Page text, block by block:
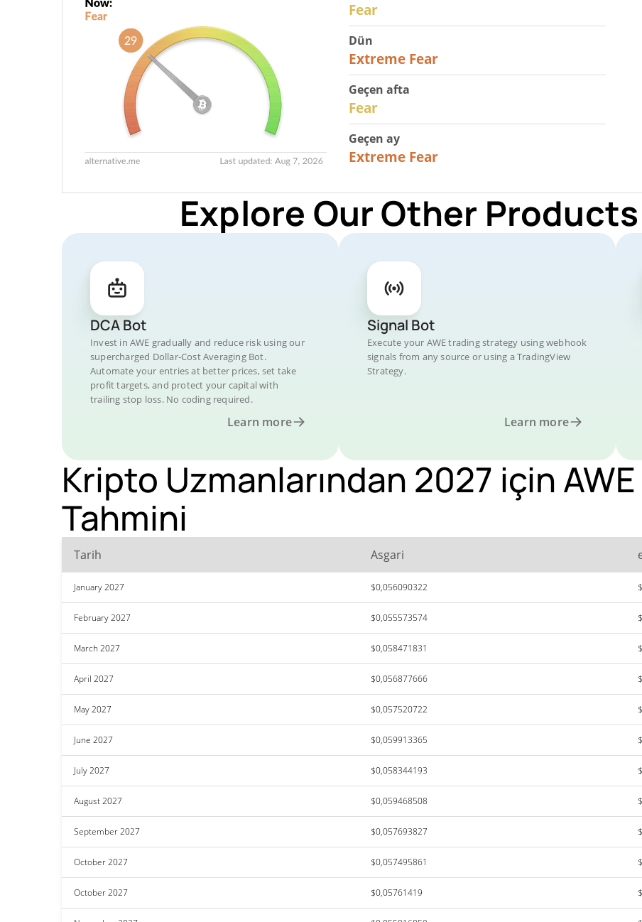
Fear
Dün
Extreme Fear
Geçen afta
Fear
Geçen ay
Extreme Fear
Explore Our Other Products
DCA Bot
Invest in AWE gradually and reduce risk using our
supercharged Dollar-Cost Averaging Bot.
Automate your entries at better prices, set take
profit targets, and protect your capital with
trailing stop loss. No coding required.
Learn more
Signal Bot
Execute your AWE trading strategy using webhook
signals from any source or using a TradingView
Strategy.
Learn more
Kripto Uzmanlarından 2027 için
Tahmini
Tarih Asgari
January 2027 $0,056090322
February 2027 $0,055573574
March 2027 $0,058471831
April 2027 $0,056877666
May 2027 $0,057520722
June 2027 $0,059913365
July 2027 $0,058344193
August 2027 $0,059468508
September 2027 $0,057693827
October 2027 $0,057495861
October 2027 $0,05761419